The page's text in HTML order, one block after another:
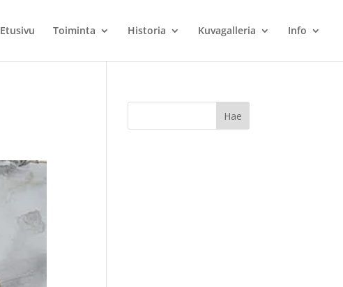
Etusivu Toiminta Historia Kuvagalleria Info